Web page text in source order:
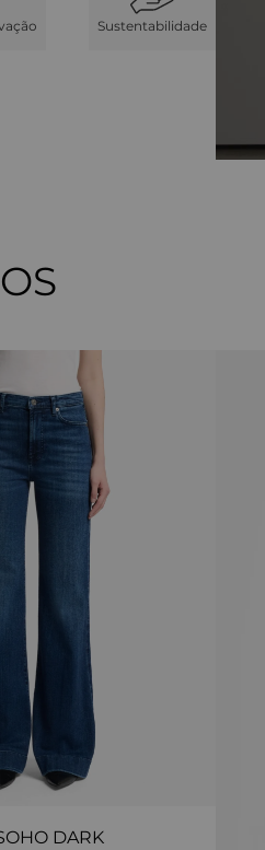
Sustentabilidade
DARK